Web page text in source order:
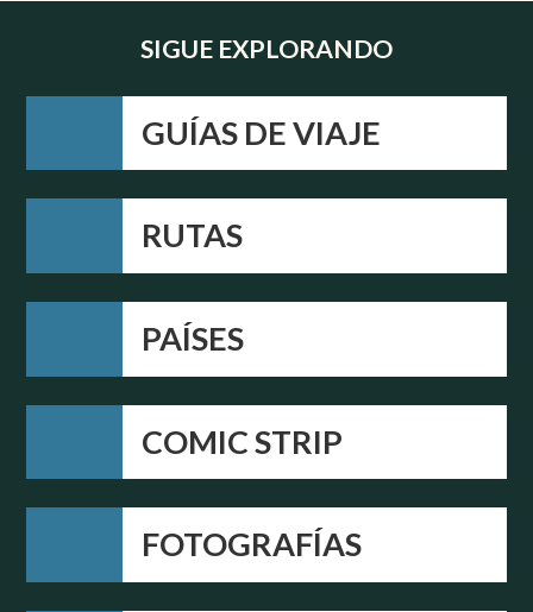
SIGUE EXPLORANDO
GUÍAS DE VIAJE
RUTAS
PAÍSES
COMIC STRIP
FOTOGRAFÍAS